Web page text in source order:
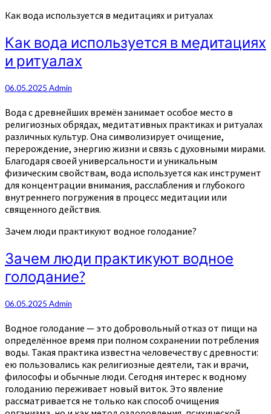
Как вода используется в медитациях и ритуалах
Как вода используется в медитациях
и ритуалах
06.05.2025 Admin
Вода с древнейших времён занимает особое место в
религиозных обрядах, медитативных практиках и ритуалах
различных культур. Она символизирует очищение,
перерождение, энергию жизни и связь с духовными мирами.
Благодаря своей универсальности и уникальным
физическим свойствам, вода используется как инструмент
для концентрации внимания, расслабления и глубокого
внутреннего погружения в процесс медитации или
священного действия.
Зачем люди практикуют водное голодание?
Зачем люди практикуют водное
голодание?
06.05.2025 Admin
Водное голодание — это добровольный отказ от пищи на
определённое время при полном сохранении потребления
воды. Такая практика известна человечеству с древности:
ею пользовались как религиозные деятели, так и врачи,
философы и обычные люди. Сегодня интерес к водному
голоданию переживает новый виток. Это явление
рассматривается не только как способ очищения